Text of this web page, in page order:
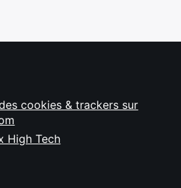
cookies & trackers sur
High Tech